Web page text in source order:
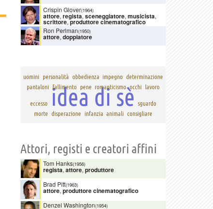
Crispin Glover(1964)
attore, regista, sceneggiatore, musicista,
scrittore,produttore cinematografico
Ron Perlman(1950)
attore, doppiatore
uomini personalità obbedienza impegno determinazione
pantaloni fallimento pene romanticismo occhi lavoro
eccesso idea di sè sguardo
morte disperazione infanzia animali consigliare
Attori, registi e creatori affini
Tom Hanks(1956)
regista, attore,produttore
Brad Pitt(1963)
attore, produttore cinematografico
Denzel Washington(1954)